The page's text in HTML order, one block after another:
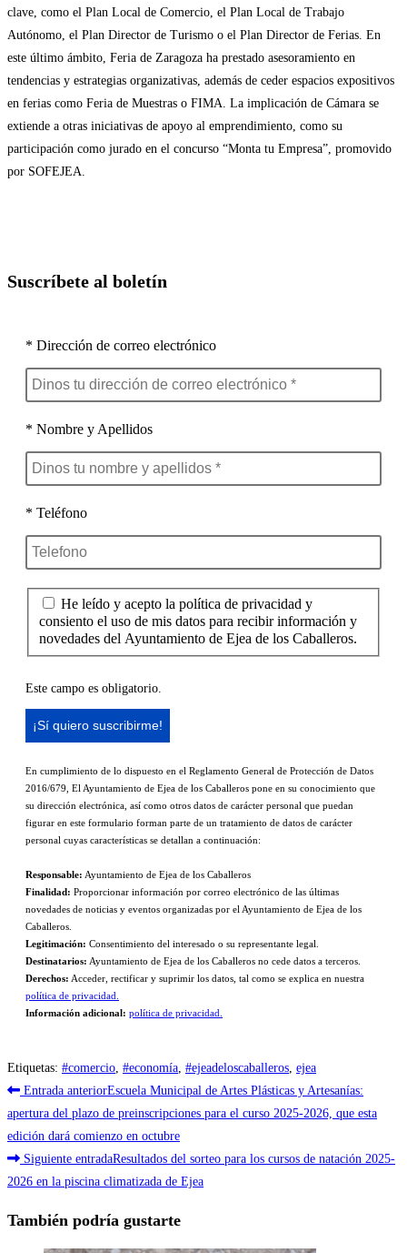
clave, como el Plan Local de Comercio, el Plan Local de Trabajo
Autónomo, el Plan Director de Turismo o el Plan Director de Ferias. En
este último ámbito, Feria de Zaragoza ha prestado asesoramiento en
tendencias y estrategias organizativas, además de ceder espacios expositivos
en ferias como Feria de Muestras o FIMA. La implicación de Cámara se
extiende a otras iniciativas de apoyo al emprendimiento, como su
participación como jurado en el concurso “Monta tu Empresa”, promovido
por SOFEJEA.
Suscríbete al boletín
* Dirección de correo electrónico
* Nombre y Apellidos
* Teléfono
He leído y acepto la política de privacidad y
consiento el uso de mis datos para recibir información y
novedades del Ayuntamiento de Ejea de los Caballeros.
Este campo es obligatorio.
En cumplimiento de lo dispuesto en el Reglamento General de Protección de Datos
2016/679, El Ayuntamiento de Ejea de los Caballeros pone en su conocimiento que
su dirección electrónica, así como otros datos de carácter personal que puedan
figurar en este formulario forman parte de un tratamiento de datos de carácter
personal cuyas características se detallan a continuación:
Responsable: Ayuntamiento de Ejea de los Caballeros
Finalidad: Proporcionar información por correo electrónico de las últimas
novedades de noticias y eventos organizadas por el Ayuntamiento de Ejea de los
Caballeros.
Legitimación: Consentimiento del interesado o su representante legal.
Destinatarios: Ayuntamiento de Ejea de los Caballeros no cede datos a terceros.
Derechos: Acceder, rectificar y suprimir los datos, tal como se explica en nuestra
política de privacidad.
Información adicional: política de privacidad.
Etiquetas: #comercio #economía #ejeadeloscaballeros ejea
Leer
más
artículos
Entrada anteriorEscuela Municipal de Artes Plásticas y Artesanías:
apertura del plazo de preinscripciones para el curso 2025-2026, que esta
edición dará comienzo en octubre
Siguiente entradaResultados del sorteo para los cursos de natación 2025-
2026 en la piscina climatizada de Ejea
También podría gustarte